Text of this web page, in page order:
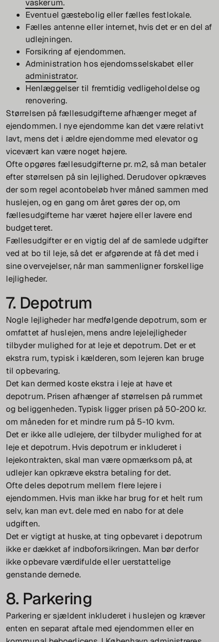
vaskerum.
Eventuel gæstebolig eller fælles festlokale.
Fælles antenne eller internet, hvis det er en del af
udlejningen.
Forsikring af ejendommen.
Administration hos ejendomsselskabet eller
administrator.
Henlæggelser til fremtidig vedligeholdelse og
renovering.
Størrelsen på fællesudgifterne afhænger meget af
ejendommen. I nye ejendomme kan det være relativt
lavt, mens det i ældre ejendomme med elevator og
vicevært kan være noget højere.
Ofte opgøres fællesudgifterne pr. m2, så man betaler
efter størrelsen på sin lejlighed. Derudover opkræves
der som regel acontobeløb hver måned sammen med
huslejen, og en gang om året gøres der op, om
fællesudgifterne har været højere eller lavere end
budgetteret.
Fællesudgifter er en vigtig del af de samlede udgifter
ved at bo til leje, så det er afgørende at få det med i
sine overvejelser, når man sammenligner forskellige
lejligheder.
7. Depotrum
Nogle lejligheder har medfølgende depotrum, som er
omfattet af huslejen, mens andre lejelejligheder
tilbyder mulighed for at leje et depotrum. Det er et
ekstra rum, typisk i kælderen, som lejeren kan bruge
til opbevaring.
Det kan dermed koste ekstra i leje at have et
depotrum. Prisen afhænger af størrelsen på rummet
og beliggenheden. Typisk ligger prisen på 50-200 kr.
om måneden for et mindre rum på 5-10 kvm.
Det er ikke alle udlejere, der tilbyder mulighed for at
leje et depotrum. Hvis depotrum er inkluderet i
lejekontrakten, skal man være opmærksom på, at
udlejer kan opkræve ekstra betaling for det.
Ofte deles depotrum mellem flere lejere i
ejendommen. Hvis man ikke har brug for et helt rum
selv, kan man evt. dele med en nabo for at dele
udgiften.
Det er vigtigt at huske, at ting opbevaret i depotrum
ikke er dækket af indboforsikringen. Man bør derfor
ikke opbevare værdifulde eller uerstattelige
genstande dernede.
8. Parkering
Parkering er sjældent inkluderet i huslejen og kræver
enten en separat aftale med ejendommen eller en